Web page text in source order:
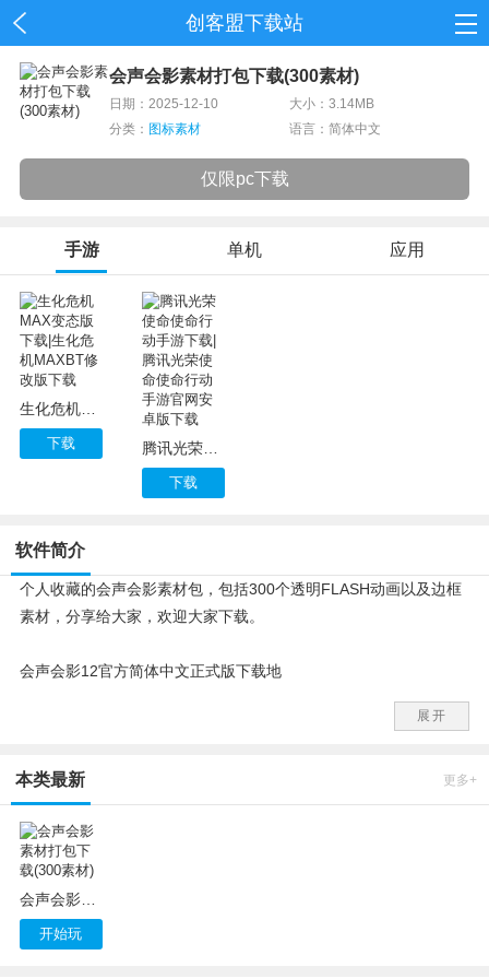
创客盟下载站
资讯
会声会影素材打包下载(300素材)
日期：2025-12-10
大小：3.14MB
分类： 图标素材 语言：简体中文
仅限pc下载
手游 单机 应用
生化危机MAX变态版下载|生化危机MAXBT修改版下载
下载 腾讯光荣使命使命行动手游下载|腾讯光荣使命使命行动手游官网安卓版下载
下载
软件简介
个人收藏的会声会影素材包，包括300个透明FLASH动画以及边框
素材，分享给大家，欢迎大家下载。
会声会影12官方简体中文正式版下载地
展开
本类最新 更多+
会声会影素材打包下载(300素材)
开始玩